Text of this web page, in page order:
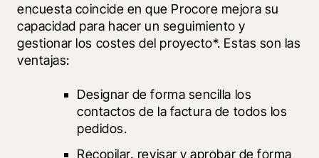
encuesta coincide en que Procore mejora su
capacidad para hacer un seguimiento y
gestionar los costes del proyecto*. Estas son las
ventajas:
Designar de forma sencilla los
contactos de la factura de todos los
pedidos.
Recopilar, revisar y aprobar de forma